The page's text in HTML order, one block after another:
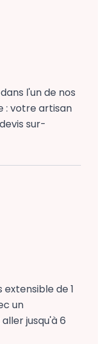
l'un de nos
: votre artisan
sur-
extensible de 1
un
jusqu'à 6